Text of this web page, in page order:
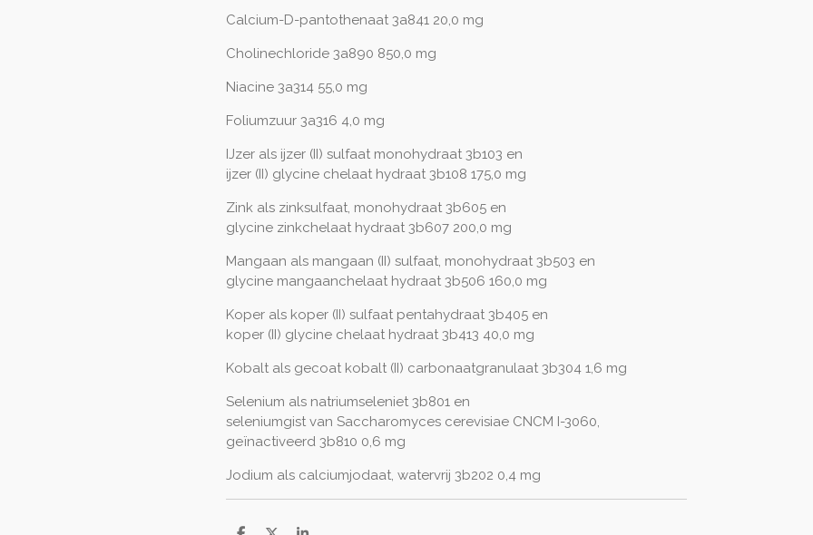
Calcium-D-pantothenaat 3a841 20,0 mg
Cholinechloride 3a890 850,0 mg
Niacine 3a314 55,0 mg
Foliumzuur 3a316 4,0 mg
IJzer als ijzer (II) sulfaat monohydraat 3b103 en
ijzer (II) glycine chelaat hydraat 3b108 175,0 mg
Zink als zinksulfaat, monohydraat 3b605 en
glycine zinkchelaat hydraat 3b607 200,0 mg
Mangaan als mangaan (II) sulfaat, monohydraat 3b503 en
glycine mangaanchelaat hydraat 3b506 160,0 mg
Koper als koper (II) sulfaat pentahydraat 3b405 en
koper (II) glycine chelaat hydraat 3b413 40,0 mg
Kobalt als gecoat kobalt (II) carbonaatgranulaat 3b304 1,6 mg
Selenium als natriumseleniet 3b801 en
seleniumgist van Saccharomyces cerevisiae CNCM I-3060,
geïnactiveerd 3b810 0,6 mg
Jodium als calciumjodaat, watervrij 3b202 0,4 mg